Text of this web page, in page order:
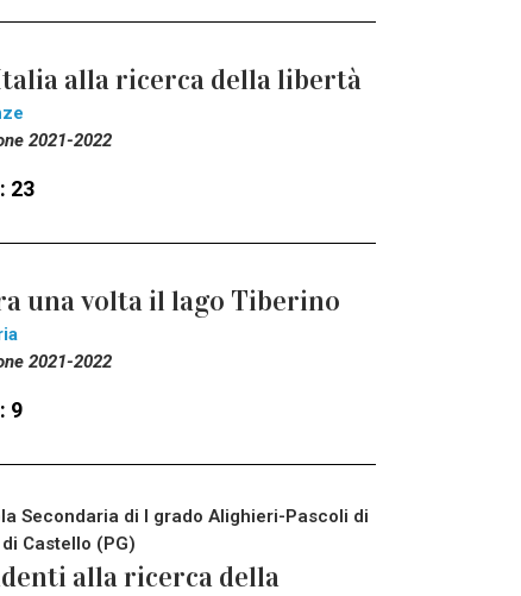
alla ricerca della libertà
2021-2022
23
una volta il lago Tiberino
2021-2022
9
Secondaria di I grado Alighieri-Pascoli di
Castello (PG)
alla ricerca della